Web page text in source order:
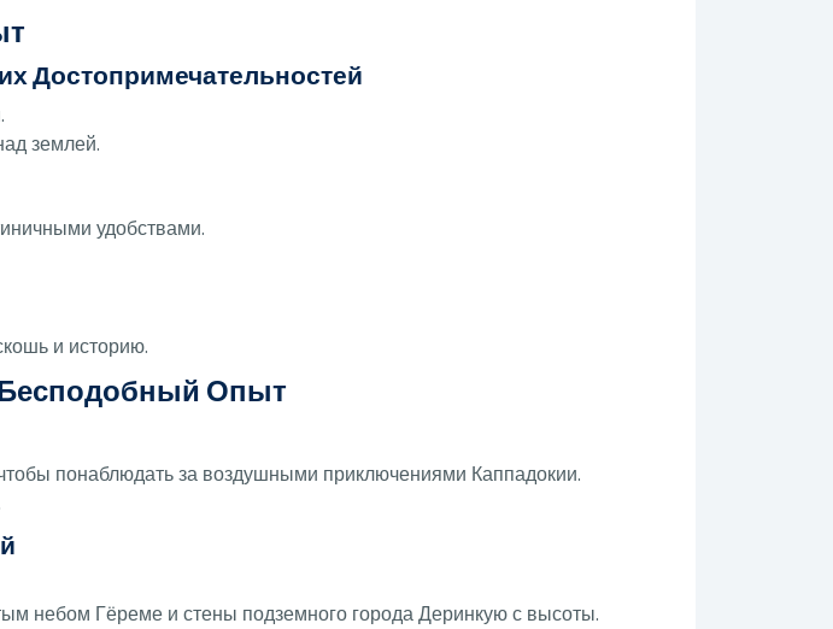
Достопримечательностей
землей.
удобствами.
и историю.
Опыт
понаблюдать за воздушными приключениями Каппадокии.
небом Гёреме и стены подземного города Деринкую с высоты.